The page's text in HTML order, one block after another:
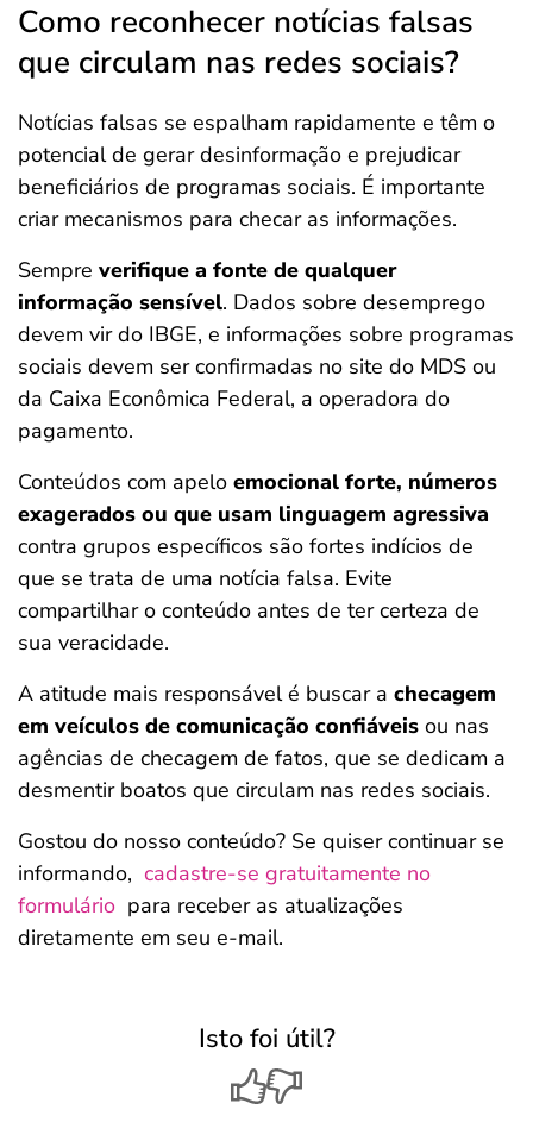
Como reconhecer notícias falsas
que circulam nas redes sociais?
Notícias falsas se espalham rapidamente e têm o
potencial de gerar desinformação e prejudicar
beneficiários de programas sociais. É importante
criar mecanismos para checar as informações.
Sempre verifique a fonte de qualquer
informação sensível. Dados sobre desemprego
devem vir do IBGE, e informações sobre programas
sociais devem ser confirmadas no site do MDS ou
da Caixa Econômica Federal, a operadora do
pagamento.
Conteúdos com apelo emocional forte, números
exagerados ou que usam linguagem agressiva
contra grupos específicos são fortes indícios de
que se trata de uma notícia falsa. Evite
compartilhar o conteúdo antes de ter certeza de
sua veracidade.
A atitude mais responsável é buscar a checagem
em veículos de comunicação confiáveis ou nas
agências de checagem de fatos, que se dedicam a
desmentir boatos que circulam nas redes sociais.
Gostou do nosso conteúdo? Se quiser continuar se
informando, cadastre-se gratuitamente no
formulário para receber as atualizações
diretamente em seu e-mail.
Isto foi útil?